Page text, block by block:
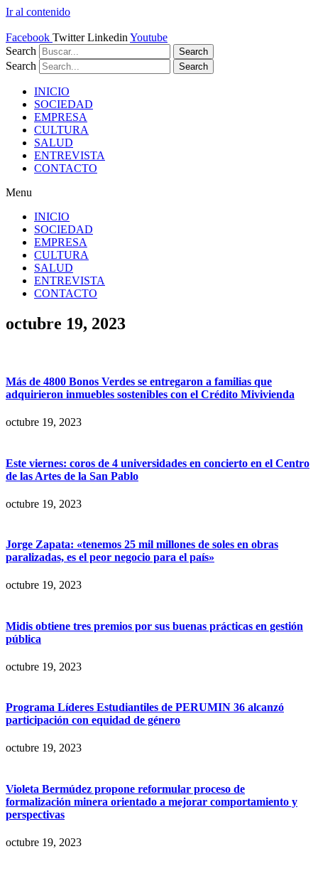
Ir al contenido
Facebook Twitter Linkedin Youtube
Search
Search
Search Search
INICIO
SOCIEDAD
EMPRESA
CULTURA
SALUD
ENTREVISTA
CONTACTO
Menu
INICIO
SOCIEDAD
EMPRESA
CULTURA
SALUD
ENTREVISTA
CONTACTO
octubre 19, 2023
Más de 4800 Bonos Verdes se entregaron a familias que
adquirieron inmuebles sostenibles con el Crédito Mivivienda
octubre 19, 2023
Este viernes: coros de 4 universidades en concierto en el Centro
de las Artes de la San Pablo
octubre 19, 2023
Jorge Zapata: «tenemos 25 mil millones de soles en obras
paralizadas, es el peor negocio para el país»
octubre 19, 2023
Midis obtiene tres premios por sus buenas prácticas en gestión
pública
octubre 19, 2023
Programa Líderes Estudiantiles de PERUMIN 36 alcanzó
participación con equidad de género
octubre 19, 2023
Violeta Bermúdez propone reformular proceso de
formalización minera orientado a mejorar comportamiento y
perspectivas
octubre 19, 2023